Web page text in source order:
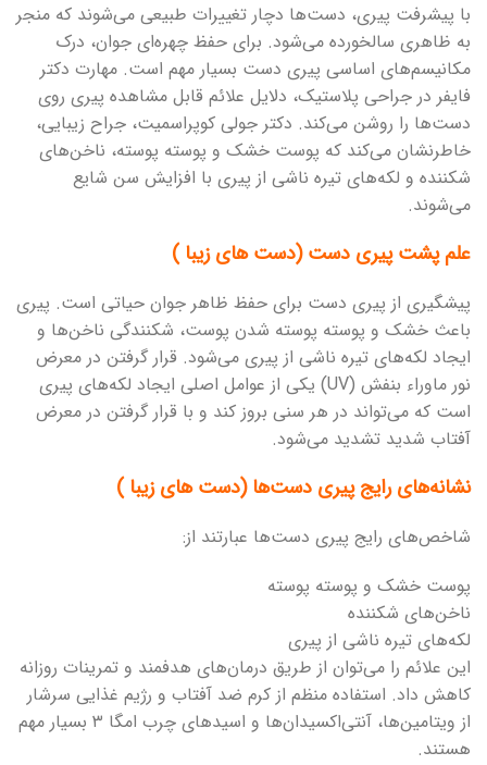
با پیشرفت پیری، دست‌ها دچار تغییرات طبیعی می‌شوند که منجر
به ظاهری سالخورده می‌شود. برای حفظ چهره‌ای جوان، درک
مکانیسم‌های اساسی پیری دست بسیار مهم است. مهارت دکتر
فایفر در جراحی پلاستیک، دلایل علائم قابل مشاهده پیری روی
دست‌ها را روشن می‌کند. دکتر جولی کوپراسمیت، جراح زیبایی،
خاطرنشان می‌کند که پوست خشک و پوسته پوسته، ناخن‌های
شکننده و لکه‌های تیره ناشی از پیری با افزایش سن شایع
می‌شوند.
علم پشت پیری دست (دست های زیبا )
پیشگیری از پیری دست برای حفظ ظاهر جوان حیاتی است. پیری
باعث خشک و پوسته پوسته شدن پوست، شکنندگی ناخن‌ها و
ایجاد لکه‌های تیره ناشی از پیری می‌شود. قرار گرفتن در معرض
نور ماوراء بنفش (UV) یکی از عوامل اصلی ایجاد لکه‌های پیری
است که می‌تواند در هر سنی بروز کند و با قرار گرفتن در معرض
آفتاب شدید تشدید می‌شود.
نشانه‌های رایج پیری دست‌ها (دست های زیبا )
شاخص‌های رایج پیری دست‌ها عبارتند از:
پوست خشک و پوسته پوسته
ناخن‌های شکننده
لکه‌های تیره ناشی از پیری
این علائم را می‌توان از طریق درمان‌های هدفمند و تمرینات روزانه
کاهش داد. استفاده منظم از کرم ضد آفتاب و رژیم غذایی سرشار
از ویتامین‌ها، آنتی‌اکسیدان‌ها و اسیدهای چرب امگا ۳ بسیار مهم
هستند.